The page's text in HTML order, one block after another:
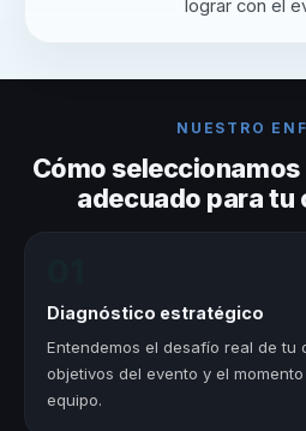
lograr con el
NUESTRO
Cómo
adecuado para tu
Diagnóstico estratégico
Entendemos el desafío real de tu
objetivos del evento y el
equipo.